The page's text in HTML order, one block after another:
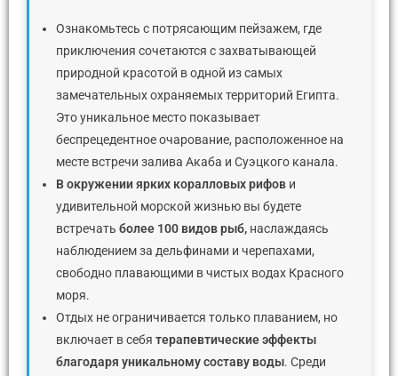
Ознакомьтесь с потрясающим пейзажем, где
приключения сочетаются с захватывающей
природной красотой в одной из самых
замечательных охраняемых территорий Египта.
Это уникальное место показывает
беспрецедентное очарование, расположенное на
месте встречи залива Акаба и Суэцкого канала.
В окружении ярких коралловых рифов и
удивительной морской жизнью вы будете
встречать более 100 видов рыб, наслаждаясь
наблюдением за дельфинами и черепахами,
свободно плавающими в чистых водах Красного
моря.
Отдых не ограничивается только плаванием, но
включает в себя терапевтические эффекты
благодаря уникальному составу воды. Среди